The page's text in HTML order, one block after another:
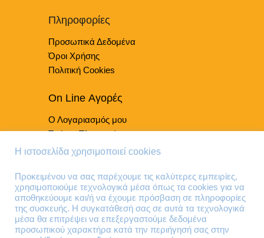
Πληροφορίες
Προσωπικά Δεδομένα
Όροι Χρήσης
Πολιτική Cookies
On Line Αγορές
Ο Λογαριασμός μου
Τρόποι Πληρωμής
Τρόποι Παράδοσης
Τηλέφωνα Επικοινωνίας
210 41 13 636
210 41 13 280
Η ιστοσελίδα χρησιμοποιεί cookies
Προκειμένου να σας παρέχουμε τις καλύτερες εμπειρίες,
χρησιμοποιούμε τεχνολογικά μέσα όπως τα cookies για να
αποθηκεύουμε και/ή να έχουμε πρόσβαση σε πληροφορίες
της συσκευής. Η συγκατάθεσή σας σε αυτά τα τεχνολογικά
μέσα θα επιτρέψει να επεξεργαστούμε δεδομένα
προσωπικού χαρακτήρα κατά την περιήγησή σας στην